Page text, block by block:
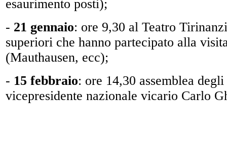
esaurimento posti);
- 21 gennaio: ore 9,30 al Teatro
superiori che hanno partecipato alla
(Mauthausen, ecc);
- 15 febbraio: ore 14,30 assemblea
vicepresidente nazionale vicario Carlo